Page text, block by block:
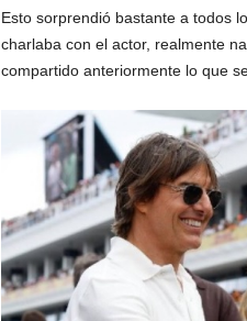
Esto sorprendió bastante a todos
charlaba con el actor, realmente
compartido anteriormente lo que